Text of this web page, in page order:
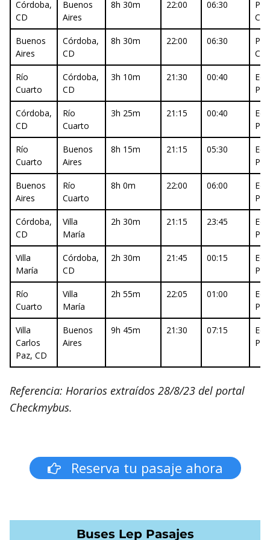
Córdoba,
CD
Buenos
Aires
8h 30m 22:00 06:30
Buenos
Aires
Córdoba,
CD
8h 30m 22:00 06:30
Río
Cuarto
Córdoba,
CD
3h 10m 21:30 00:40
Córdoba,
CD
Río
Cuarto
3h 25m 21:15 00:40
Río
Cuarto
Buenos
Aires
8h 15m 21:15 05:30
Buenos
Aires
Río
Cuarto
8h 0m 22:00 06:00
Córdoba,
CD
Villa
María
2h 30m 21:15 23:45
Villa
María
Córdoba,
CD
2h 30m 21:45 00:15
Río
Cuarto
Villa
María
2h 55m 22:05 01:00
Villa
Carlos
Paz, CD
Buenos
Aires
9h 45m 21:30 07:15
Referencia: Horarios extraídos 28/8/23 del portal
Checkmybus.
Reserva tu pasaje ahora
Buses Lep Pasajes